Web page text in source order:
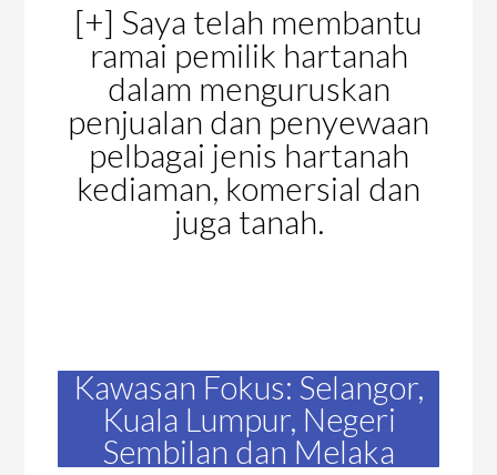
[+] Saya telah membantu
ramai pemilik hartanah
dalam menguruskan
penjualan dan penyewaan
pelbagai jenis hartanah
kediaman, komersial dan
juga tanah.
Kawasan Fokus: Selangor,
Kuala Lumpur, Negeri
Sembilan dan Melaka